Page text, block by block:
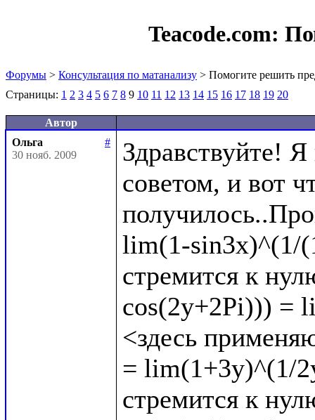
Teacode.com:
Форумы > Консультация по матанализу > Помогите решить
Страницы: 1 2 3 4 5 6 7 8 9 10 11 12 13 14 15 16 17 18 19 20
Автор
Ольга
#
30 нояб. 2009
Здравствуйте!
советом, и вот
lim(1-sin3x)^(1/
стремится к
cos(2y+2Pi))) =
<здесь
= lim(1+3y)^(1/
стремится к